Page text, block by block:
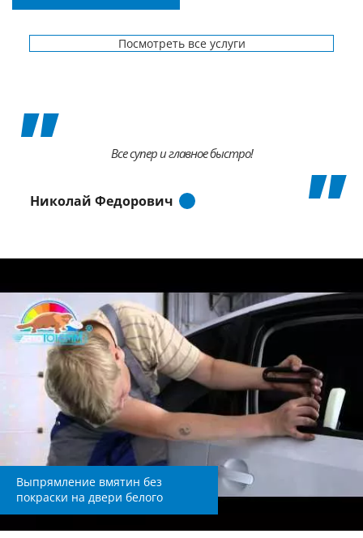
Посмотреть все услуги
Все супер и главное быстро!
Николай Федорович
Выпрямление вмятин без
покраски на двери белого
Volkswagen Polo в
"АвтоТОТЕММ" на Киевской